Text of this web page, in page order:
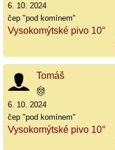
6. 10. 2024
čep "pod komínem"
Vysokomýtské pivo 10°
Tomáš
6. 10. 2024
čep "pod komínem"
Vysokomýtské pivo 10°